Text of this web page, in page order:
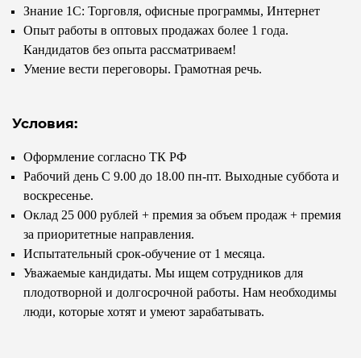
Знание 1С: Торговля, офисные программы, Интернет
Опыт работы в оптовых продажах более 1 года.
Кандидатов без опыта рассматриваем!
Умение вести переговоры. Грамотная речь.
Условия:
Оформление согласно ТК РФ
Рабочий день С 9.00 до 18.00 пн-пт. Выходные суббота и
воскресенье.
Оклад 25 000 рублей + премия за объем продаж + премия
за приоритетные направления.
Испытательный срок-обучение от 1 месяца.
Уважаемые кандидаты. Мы ищем сотрудников для
плодотворной и долгосрочной работы. Нам необходимы
люди, которые хотят и умеют зарабатывать.